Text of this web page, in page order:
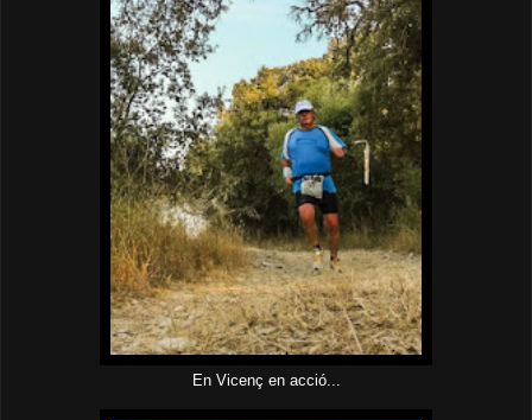
En Vicenç en acció...